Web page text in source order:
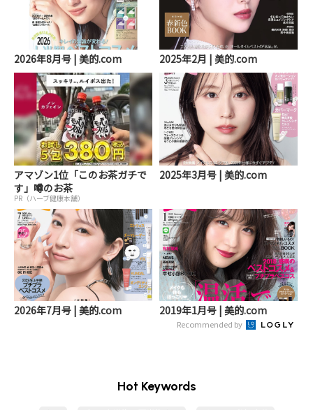
2026年8月号 | 美的.com 2025年2月 | 美的.com
アマゾン1位「このお茶ガチで
す」噂のお茶
PR（ハーブ健康本舗）
2025年3月号 | 美的.com
2026年7月号 | 美的.com 2019年1月号 | 美的.com
Recommended by
Hot Keywords